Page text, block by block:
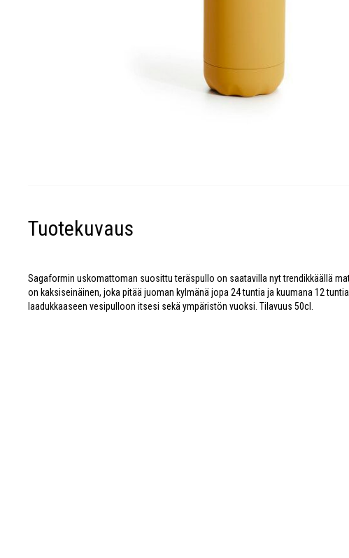
Tuotekuvaus
Sagaformin uskomattoman suosittu teräspullo on saatavilla nyt trendikkäällä
on kaksiseinäinen, joka pitää juoman kylmänä jopa 24 tuntia ja kuumana 12
laadukkaaseen vesipulloon itsesi sekä ympäristön vuoksi. Tilavuus 50cl.